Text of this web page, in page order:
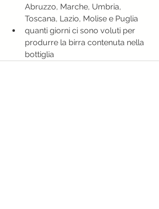
Abruzzo, Marche, Umbria,
Toscana, Lazio, Molise e Puglia
quanti giorni ci sono voluti per
produrre la birra contenuta nella
bottiglia